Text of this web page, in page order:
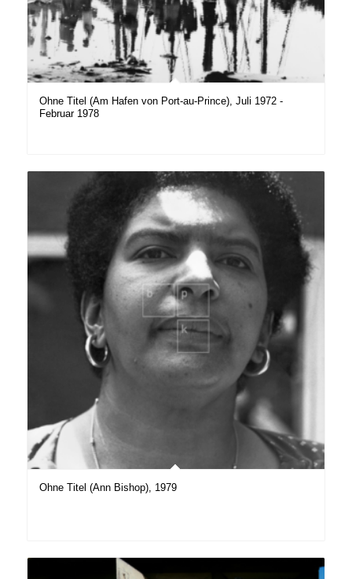
Ohne Titel (Am Hafen von Port-au-Prince), Juli 1972 -
Februar 1978
Ohne Titel (Ann Bishop), 1979